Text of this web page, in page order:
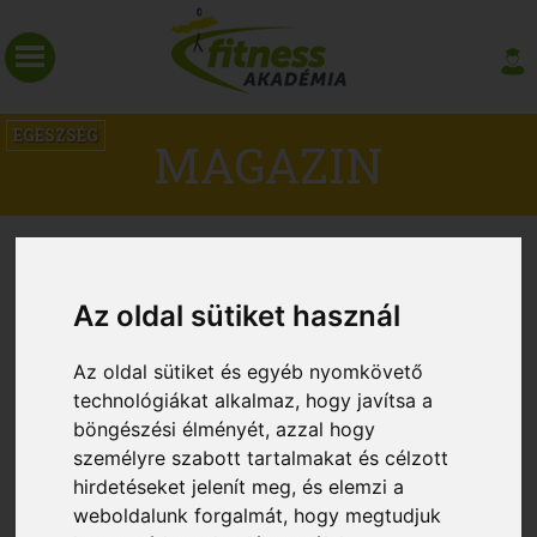
Az oldal sütiket használ
Az oldal sütiket és egyéb nyomkövető
technológiákat alkalmaz, hogy javítsa a
böngészési élményét, azzal hogy
személyre szabott tartalmakat és célzott
hirdetéseket jelenít meg, és elemzi a
weboldalunk forgalmát, hogy megtudjuk
EGÉSZSÉG MAGAZIN
Az edzés segíthet a rossz alvókon